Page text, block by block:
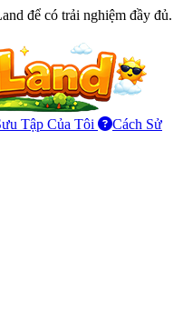
để có trải nghiệm đầy đủ.
Tập Của Tôi
Cách Sử